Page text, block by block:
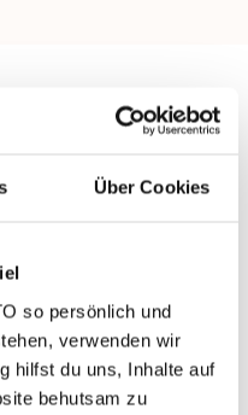
Über Cookies
so persönlich und
verwenden wir
hilfst du uns, Inhalte auf
behutsam zu
Kühn